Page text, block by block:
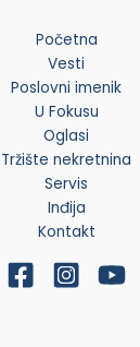
Početna
Vesti
Poslovni imenik
U Fokusu
Oglasi
Tržište nekretnina
Servis
Inđija
Kontakt